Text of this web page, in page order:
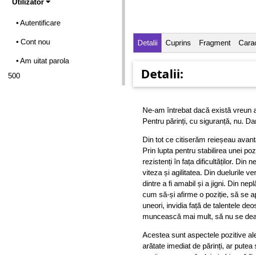
Utilizator
• Autentificare
• Cont nou
• Am uitat parola
500
Detalii Cuprins Fragment
Detalii:
Ne-am întrebat dacă există vreun
Pentru părinți, cu siguranță, nu.
Din tot ce citiserăm reieșeau
Prin lupta pentru stabilirea unei
rezistenți în fața dificultăților. Din
viteza și agilitatea. Din duelurile
dintre a fi amabil și a jigni. Din
cum să-și afirme o poziție, să se
uneori, invidia față de talentele
muncească mai mult, să nu se
Acestea sunt aspectele pozitive
arătate imediat de părinți, ar